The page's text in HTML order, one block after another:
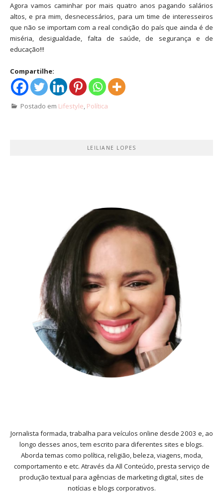
Agora vamos caminhar por mais quatro anos pagando salários
altos, e pra mim, desnecessários, para um time de interesseiros
que não se importam com a real condição do país que ainda é de
miséria, desigualdade, falta de saúde, de segurança e de
educação!!!
Compartilhe:
Postado em Lifestyle, Política
LEILIANE LOPES
Jornalista formada, trabalha para veículos online desde 2003 e, ao
longo desses anos, tem escrito para diferentes sites e blogs.
Aborda temas como política, religião, beleza, viagens, moda,
comportamento e etc. Através da All Conteúdo, presta serviço de
produção textual para agências de marketing digital, sites de
notícias e blogs corporativos.